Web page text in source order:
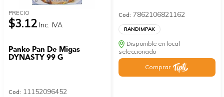
PRECIO
$3.12 Inc. IVA
Panko Pan De Migas
DYNASTY 99 G
Cod: 11152096452
Cod: 7862106821162
RANDIMPAK
Disponible en local
seleccionado
Comprar